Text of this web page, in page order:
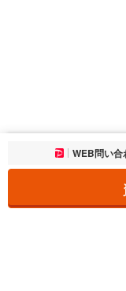
お気に入りに追
WEB問い